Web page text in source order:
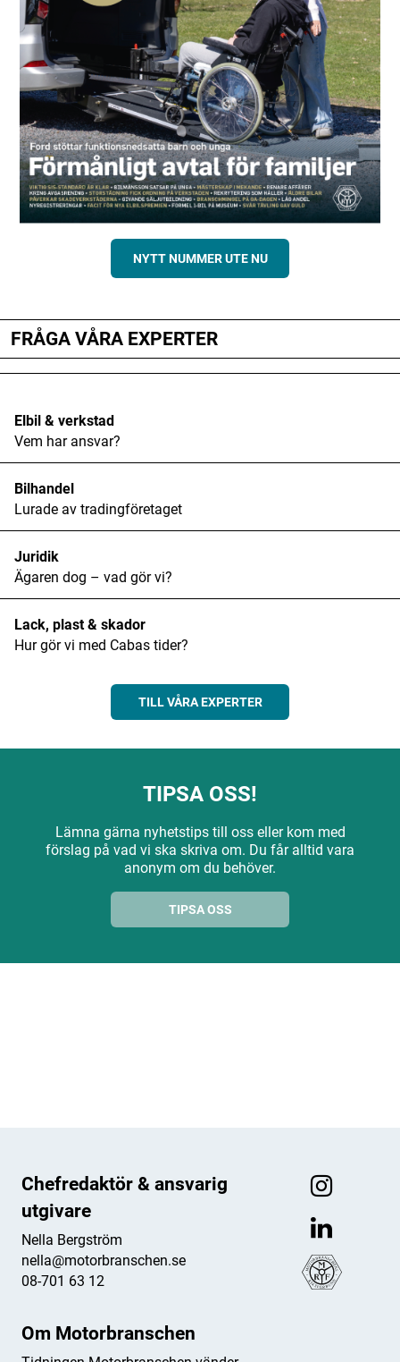
NYTT NUMMER UTE NU
FRÅGA VÅRA EXPERTER
Elbil & verkstad
Vem har ansvar?
Bilhandel
Lurade av tradingföretaget
Juridik
Ägaren dog – vad gör vi?
Lack, plast & skador
Hur gör vi med Cabas tider?
TILL VÅRA EXPERTER
TIPSA OSS!
Lämna gärna nyhetstips till oss eller kom med
förslag på vad vi ska skriva om. Du får alltid vara
anonym om du behöver.
TIPSA OSS
Om Motorbranschen
Chefredaktör & ansvarig
utgivare
Nella Bergström
nella@motorbranschen.se
08-701 63 12